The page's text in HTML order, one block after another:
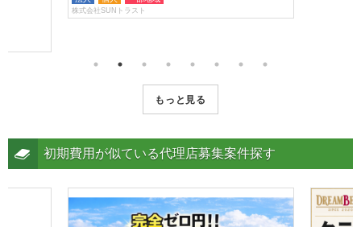
株式会社SUNトラスト
もっと見る
初期費用が似ている代理店募集案件探す